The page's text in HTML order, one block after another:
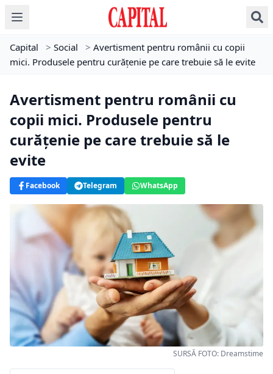
Capital > Social > Avertisment pentru românii cu copii
mici. Produsele pentru curățenie pe care trebuie să le evite
Avertisment pentru românii cu
copii mici. Produsele pentru
curățenie pe care trebuie să le
evite
Facebook Telegram WhatsApp
SURSĂ FOTO: Dreamstime